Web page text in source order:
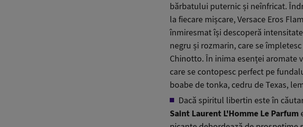
bărbatului puternic și neînfricat.
la fiecare mișcare, Versace Eros
înmiresmat își descoperă
negru și rozmarin, care se
Chinotto. În inima esenței aromate
care se contopesc perfect pe
boabe de tonka, cedru de Texas,
Dacă spiritul libertin este în
Saint Laurent L'Homme Le Parfum